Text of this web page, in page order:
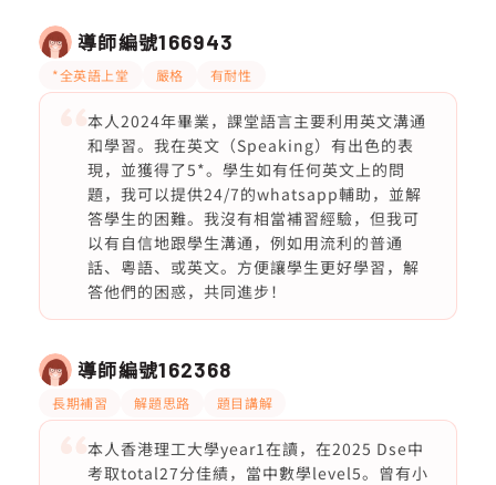
導師編號166943
*全英語上堂 嚴格 有耐性
本人2024年畢業，課堂語言主要利用英文溝通
和學習。我在英文（Speaking）有出色的表
現，並獲得了5*。學生如有任何英文上的問
題，我可以提供24/7的whatsapp輔助，並解
答學生的困難。我沒有相當補習經驗，但我可
以有自信地跟學生溝通，例如用流利的普通
話、粵語、或英文。方便讓學生更好學習，解
答他們的困惑，共同進步！
導師編號162368
長期補習 解題思路 題目講解
本人香港理工大學year1在讀，在2025 Dse中
考取total27分佳績，當中數學level5。曾有小